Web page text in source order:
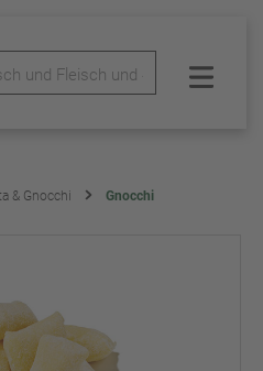
& Gnocchi Gnocchi